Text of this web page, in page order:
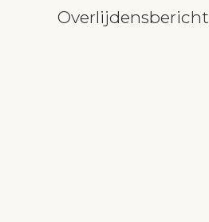
Overlijdensbericht